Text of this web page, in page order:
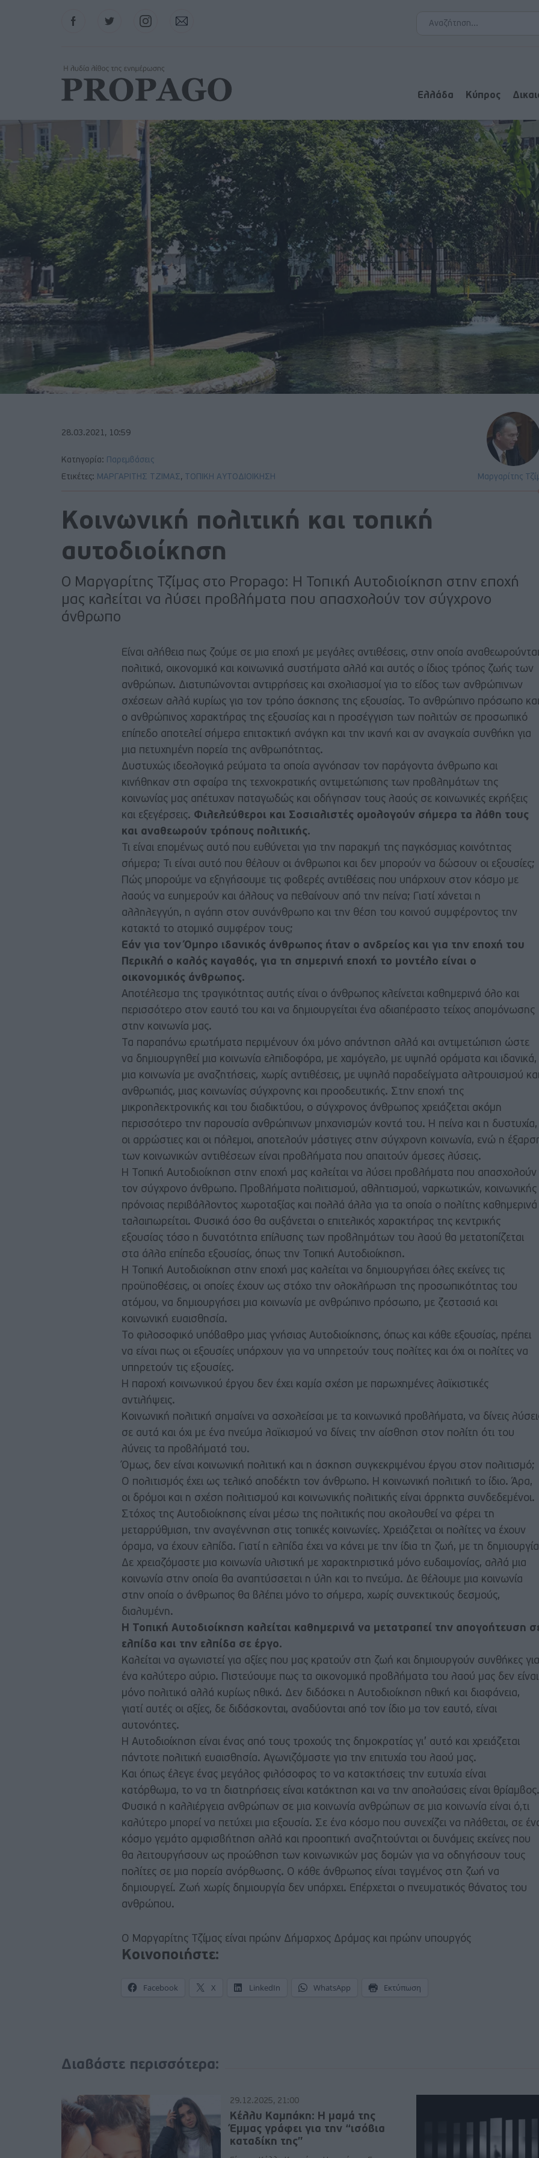
FacebookTwitter InstagramContact
Ελλάδα Κύπρος
28.03.2021, 10:59
Κατηγορία:
Παρεμβάσεις
Ετικέτες: ΜΑΡΓΑΡΙΤΗΣ ΤΖΙΜΑΣ, ΤΟΠΙΚΗ ΑΥΤΟΔΙΟΙΚΗΣΗ Μαργαρίτης
Κοινωνική πολιτική και τοπική
αυτοδιοίκηση
Ο Μαργαρίτης Τζίμας στο Propago: Η Τοπική Αυτοδιοίκηση στην εποχή
μας καλείται να λύσει προβλήματα που απασχολούν τον σύγχρονο
άνθρωπο
Είναι αλήθεια πως ζούμε σε μια εποχή με μεγάλες αντιθέσεις, στην οποία αναθεωρούνται
πολιτικά, οικονομικά και κοινωνικά συστήματα αλλά και αυτός ο ίδιος τρόπος ζωής των
ανθρώπων. Διατυπώνονται αντιρρήσεις και σχολιασμοί για το είδος των ανθρώπινων
σχέσεων αλλά κυρίως για τον τρόπο άσκησης της εξουσίας. Το ανθρώπινο πρόσωπο και
ο ανθρώπινος χαρακτήρας της εξουσίας και η προσέγγιση των πολιτών σε προσωπικό
επίπεδο αποτελεί σήμερα επιτακτική ανάγκη και την ικανή και αν αναγκαία συνθήκη για
μια πετυχημένη πορεία της ανθρωπότητας.
Δυστυχώς ιδεολογικά ρεύματα τα οποία αγνόησαν τον παράγοντα άνθρωπο και
κινήθηκαν στη σφαίρα της τεχνοκρατικής αντιμετώπισης των προβλημάτων της
κοινωνίας μας απέτυχαν παταγωδώς και οδήγησαν τους λαούς σε κοινωνικές εκρήξεις
και εξεγέρσεις. Φιλελεύθεροι και Σοσιαλιστές ομολογούν σήμερα τα λάθη τους
και αναθεωρούν τρόπους πολιτικής.
Τι είναι επομένως αυτό που ευθύνεται για την παρακμή της παγκόσμιας κοινότητας
σήμερα; Τι είναι αυτό που θέλουν οι άνθρωποι και δεν μπορούν να δώσουν οι εξουσίες;
Πώς μπορούμε να εξηγήσουμε τις φοβερές αντιθέσεις που υπάρχουν στον κόσμο με
λαούς να ευημερούν και άλλους να πεθαίνουν από την πείνα; Γιατί χάνεται η
αλληλεγγύη, η αγάπη στον συνάνθρωπο και την θέση του κοινού συμφέροντος την
κατακτά το ατομικό συμφέρον τους;
Εάν για τον Όμηρο ιδανικός άνθρωπος ήταν ο ανδρείος και για την εποχή του
Περικλή ο καλός καγαθός, για τη σημερινή εποχή το μοντέλο είναι ο
οικονομικός άνθρωπος.
Αποτέλεσμα της τραγικότητας αυτής είναι ο άνθρωπος κλείνεται καθημερινά όλο και
περισσότερο στον εαυτό του και να δημιουργείται ένα αδιαπέραστο τείχος απομόνωσης
στην κοινωνία μας.
Τα παραπάνω ερωτήματα περιμένουν όχι μόνο απάντηση αλλά και αντιμετώπιση ώστε
να δημιουργηθεί μια κοινωνία ελπιδοφόρα, με χαμόγελο, με υψηλά οράματα και ιδανικά,
μια κοινωνία με αναζητήσεις, χωρίς αντιθέσεις, με υψηλά παραδείγματα αλτρουισμού
ανθρωπιάς, μιας κοινωνίας σύγχρονης και προοδευτικής. Στην εποχή της
μικροηλεκτρονικής και του διαδικτύου, ο σύγχρονος άνθρωπος χρειάζεται ακόμη
περισσότερο την παρουσία ανθρώπινων μηχανισμών κοντά του. Η πείνα και η δυστυχία,
οι αρρώστιες και οι πόλεμοι, αποτελούν μάστιγες στην σύγχρονη κοινωνία, ενώ η
των κοινωνικών αντιθέσεων είναι προβλήματα που απαιτούν άμεσες λύσεις.
Η Τοπική Αυτοδιοίκηση στην εποχή μας καλείται να λύσει προβλήματα που απασχολούν
τον σύγχρονο άνθρωπο. Προβλήματα πολιτισμού, αθλητισμού, ναρκωτικών, κοινωνικής
πρόνοιας περιβάλλοντος χωροταξίας και πολλά άλλα για τα οποία ο πολίτης καθημερινά
ταλαιπωρείται. Φυσικά όσο θα αυξάνεται ο επιτελικός χαρακτήρας της κεντρικής
εξουσίας τόσο η δυνατότητα επίλυσης των προβλημάτων του λαού θα μετατοπίζεται
στα άλλα επίπεδα εξουσίας, όπως την Τοπική Αυτοδιοίκηση.
Η Τοπική Αυτοδιοίκηση στην εποχή μας καλείται να δημιουργήσει όλες εκείνες τις
προϋποθέσεις, οι οποίες έχουν ως στόχο την ολοκλήρωση της προσωπικότητας του
ατόμου, να δημιουργήσει μια κοινωνία με ανθρώπινο πρόσωπο, με ζεστασιά και
κοινωνική ευαισθησία.
Το φιλοσοφικό υπόβαθρο μιας γνήσιας Αυτοδιοίκησης, όπως και κάθε εξουσίας, πρέπει
να είναι πως οι εξουσίες υπάρχουν για να υπηρετούν τους πολίτες και όχι οι πολίτες να
υπηρετούν τις εξουσίες.
Η παροχή κοινωνικού έργου δεν έχει καμία σχέση με παρωχημένες λαϊκιστικές
αντιλήψεις.
Κοινωνική πολιτική σημαίνει να ασχολείσαι με τα κοινωνικά προβλήματα, να δίνεις
σε αυτά και όχι με ένα πνεύμα λαϊκισμού να δίνεις την αίσθηση στον πολίτη ότι του
λύνεις τα προβλήματά του.
Όμως, δεν είναι κοινωνική πολιτική και η άσκηση συγκεκριμένου έργου στον πολιτισμό;
Ο πολιτισμός έχει ως τελικό αποδέκτη τον άνθρωπο. Η κοινωνική πολιτική το ίδιο. Άρα,
οι δρόμοι και η σχέση πολιτισμού και κοινωνικής πολιτικής είναι άρρηκτα συνδεδεμένοι.
Στόχος της Αυτοδιοίκησης είναι μέσω της πολιτικής που ακολουθεί να φέρει τη
μεταρρύθμιση, την αναγέννηση στις τοπικές κοινωνίες. Χρειάζεται οι πολίτες να έχουν
όραμα, να έχουν ελπίδα. Γιατί η ελπίδα έχει να κάνει με την ίδια τη ζωή, με τη
Δε χρειαζόμαστε μια κοινωνία υλιστική με χαρακτηριστικά μόνο ευδαιμονίας, αλλά μια
κοινωνία στην οποία θα αναπτύσσεται η ύλη και το πνεύμα. Δε θέλουμε μια κοινωνία
στην οποία ο άνθρωπος θα βλέπει μόνο το σήμερα, χωρίς συνεκτικούς δεσμούς,
διαλυμένη.
Η Τοπική Αυτοδιοίκηση καλείται καθημερινά να μετατραπεί την απογοήτευση
ελπίδα και την ελπίδα σε έργο.
Καλείται να αγωνιστεί για αξίες που μας κρατούν στη ζωή και δημιουργούν συνθήκες για
ένα καλύτερο αύριο. Πιστεύουμε πως τα οικονομικά προβλήματα του λαού μας δεν είναι
μόνο πολιτικά αλλά κυρίως ηθικά. Δεν διδάσκει η Αυτοδιοίκηση ηθική και διαφάνεια,
γιατί αυτές οι αξίες, δε διδάσκονται, αναδύονται από τον ίδιο μα τον εαυτό, είναι
αυτονόητες.
Η Αυτοδιοίκηση είναι ένας από τους τροχούς της δημοκρατίας γι’ αυτό και χρειάζεται
πάντοτε πολιτική ευαισθησία. Αγωνιζόμαστε για την επιτυχία του λαού μας.
Και όπως έλεγε ένας μεγάλος φιλόσοφος το να κατακτήσεις την ευτυχία είναι
κατόρθωμα, το να τη διατηρήσεις είναι κατάκτηση και να την απολαύσεις είναι θρίαμβος.
Φυσικά η καλλιέργεια ανθρώπων σε μια κοινωνία ανθρώπων σε μια κοινωνία είναι ό,τι
καλύτερο μπορεί να πετύχει μια εξουσία. Σε ένα κόσμο που συνεχίζει να πλάθεται, σε
κόσμο γεμάτο αμφισβήτηση αλλά και προοπτική αναζητούνται οι δυνάμεις εκείνες που
θα λειτουργήσουν ως προώθηση των κοινωνικών μας δομών για να οδηγήσουν τους
πολίτες σε μια πορεία ανόρθωσης. Ο κάθε άνθρωπος είναι ταγμένος στη ζωή να
δημιουργεί. Ζωή χωρίς δημιουργία δεν υπάρχει. Επέρχεται ο πνευματικός θάνατος του
ανθρώπου.
Ο Μαργαρίτης Τζίμας είναι πρώην Δήμαρχος Δράμας και πρώην υπουργός
Κοινοποιήστε:
Facebook X LinkedIn WhatsApp Εκτύπωση
Διαβάστε περισσότερα:
29.12.2025, 21:00
Κέλλυ Καμπάκη: Η μαμά της
Έμμας γράφει για την “ισόβια
καταδίκη της”